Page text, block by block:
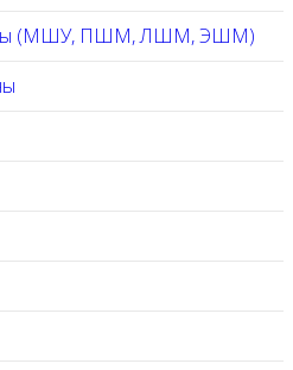
(МШУ, ПШМ, ЛШМ, ЭШМ)